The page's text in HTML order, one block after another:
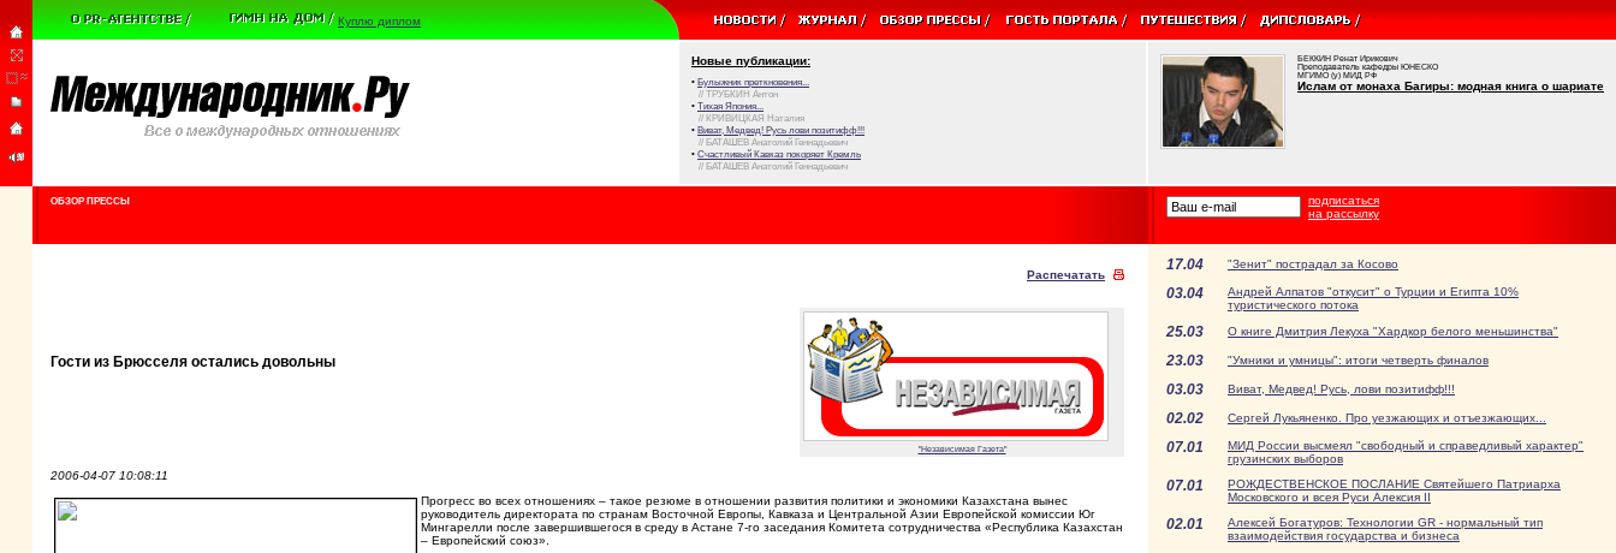
Куплю диплом
Новые публикации:
• Булыжник преткновения...
// ТРУБКИН Антон
• Тихая Япония...
// КРИВИЦКАЯ Наталия
• Виват, Медвед! Русь лови позитифф!!!
// БАТАШЕВ Анатолий Геннадьевич
• Счастливый Кавказ покоряет Кремль
// БАТАШЕВ Анатолий Геннадьевич
БЕККИН Ренат Ирикович
Преподаватель кафедры ЮНЕСКО
МГИМО (у) МИД РФ
Ислам от монаха Багиры: модная книга о шариате
ОБЗОР ПРЕССЫ
подписаться
на рассылку
Распечатать
Гости из Брюсселя остались довольны
"Независимая Газета"
2006-04-07 10:08:11
Прогресс во всех отношениях – такое резюме в отношении развития политики и экономики Казахстана вынес
руководитель директората по странам Восточной Европы, Кавказа и Центральной Азии Европейской комиссии Юг
Мингарелли после завершившегося в среду в Астане 7-го заседания Комитета сотрудничества «Республика Казахстан
– Европейский союз».
17.04 "Зенит" пострадал за Косово
03.04
Андрей Алпатов "откусит" о Турции и Египта 10%
туристического потока
25.03 О книге Дмитрия Лекуха "Хардкор белого меньшинства"
23.03 "Умники и умницы": итоги четверть финалов
03.03 Виват, Медвед! Русь, лови позитифф!!!
02.02 Сергей Лукьяненко. Про уезжающих и отъезжающих...
07.01
МИД России высмеял "свободный и справедливый характер"
грузинских выборов
07.01
РОЖДЕСТВЕНСКОЕ ПОСЛАНИЕ Святейшего Патриарха
Московского и всея Руси Алексия II
02.01
Алексей Богатуров: Технологии GR - нормальный тип
взаимодействия государства и бизнеса